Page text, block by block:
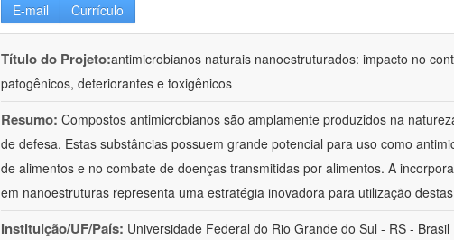
E-mail Currículo
Título do Projeto:antimicrobianos naturais nanoestruturados: impacto no
patogênicos, deteriorantes e toxigênicos
Resumo: Compostos antimicrobianos são amplamente produzidos na
de defesa. Estas substâncias possuem grande potencial para uso como
de alimentos e no combate de doenças transmitidas por alimentos. A
em nanoestruturas representa uma estratégia inovadora para utilização destas
Instituição/UF/País: Universidade Federal do Rio Grande do Sul - RS - Brasil